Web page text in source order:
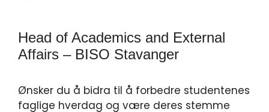
Head of Academics and External
Affairs – BISO Stavanger
Ønsker du å bidra til å forbedre studentenes
faglige hverdag og være deres stemme